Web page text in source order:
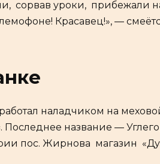
сорвав уроки, прибежали
Красавец!», —
наладчиком на
название —
пос. Жирнова магазин